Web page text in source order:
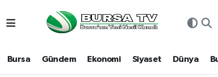
Bursa Gündem Ekonomi Siyaset Dünya
Bursa
Hava Durumu